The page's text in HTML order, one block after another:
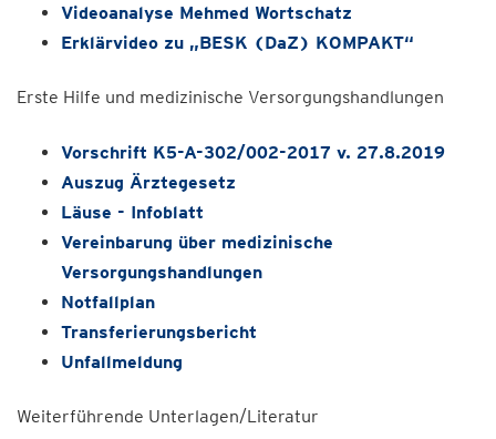
Videoanalyse Mehmed Wortschatz
Erklärvideo zu „BESK (DaZ) KOMPAKT“
Erste Hilfe und medizinische Versorgungshandlungen
Vorschrift K5-A-302/002-2017 v. 27.8.2019
Auszug Ärztegesetz
Läuse - Infoblatt
Vereinbarung über medizinische
Versorgungshandlungen
Notfallplan
Transferierungsbericht
Unfallmeldung
Weiterführende Unterlagen/Literatur